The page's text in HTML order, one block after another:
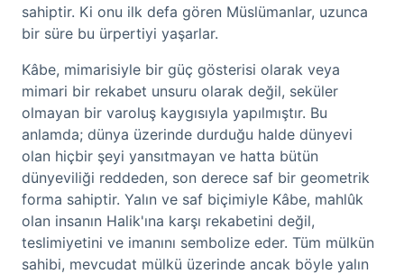
sahiptir. Ki onu ilk defa gören Müslümanlar, uzunca
bir süre bu ürpertiyi yaşarlar.
Kâbe, mimarisiyle bir güç gösterisi olarak veya
mimari bir rekabet unsuru olarak değil, seküler
olmayan bir varoluş kaygısıyla yapılmıştır. Bu
anlamda; dünya üzerinde durduğu halde dünyevi
olan hiçbir şeyi yansıtmayan ve hatta bütün
dünyeviliği reddeden, son derece saf bir geometrik
forma sahiptir. Yalın ve saf biçimiyle Kâbe, mahlûk
olan insanın Halik'ına karşı rekabetini değil,
teslimiyetini ve imanını sembolize eder. Tüm mülkün
sahibi, mevcudat mülkü üzerinde ancak böyle yalın